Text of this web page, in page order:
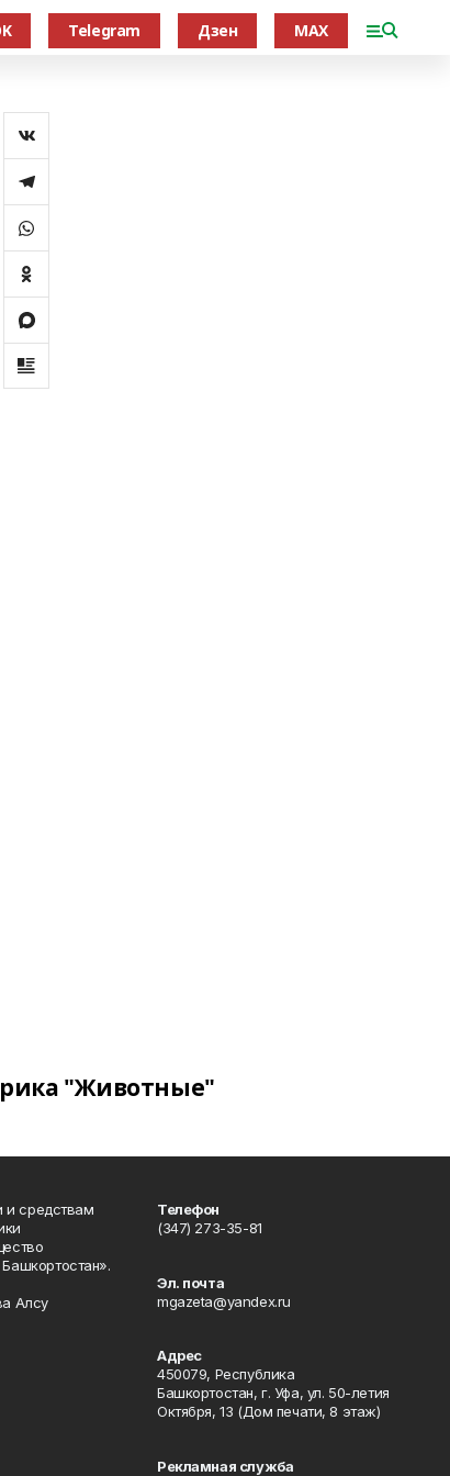
Telegram Дзен MAX
"Животные"
и средствам
Алсу
Телефон
(347) 273-35-81
Эл. почта
mgazeta@yandex.ru
Адрес
450079, Республика
Башкортостан, г. Уфа, ул. 50-летия
Октября, 13 (Дом печати, 8 этаж)
Рекламная служба